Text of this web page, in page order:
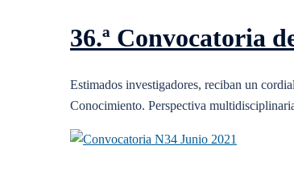
36.ª Convocatoria
Estimados investigadores, reciban un
Conocimiento. Perspectiva